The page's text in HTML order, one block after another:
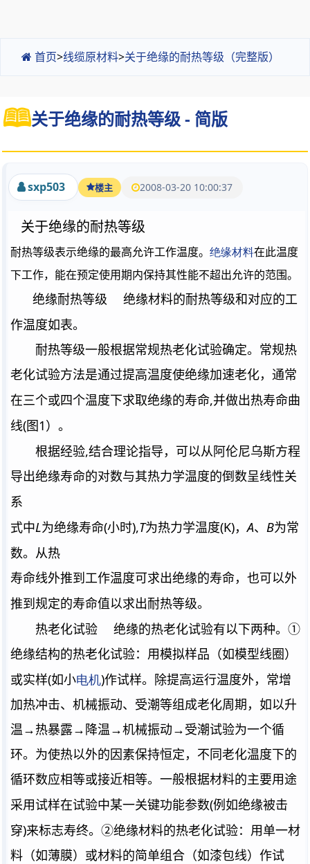
首页>线缆原材料>关于绝缘的耐热等级（完整版）
关于绝缘的耐热等级 - 简版
sxp503 楼主 2008-03-20 10:00:37
关于绝缘的耐热等级
耐热等级表示绝缘的最高允许工作温度。 绝缘材料在此温度
下工作，能在预定使用期内保持其性能不超出允许的范围。
绝缘耐热等级
绝缘材料的耐热等级和对应的工
作温度如表。
耐热等级一般根据常规热老化试验确定。常规热
老化试验方法是通过提高温度使绝缘加速老化，通常
在三个或四个温度下求取绝缘的寿命,并做出热寿命曲
线(图 1 ）。
根据经验,结合理论指导，可以从阿伦尼乌斯方程
导出绝缘寿命的对数与其热力学温度的倒数呈线性关
系
式中L为绝缘寿命(小时),T为热力学温度(K)，A、 B为常
数。从热
寿命线外推到工作温度可求出绝缘的寿命，也可以外
推到规定的寿命值以求出耐热等级。
热老化试验
绝缘的热老化试验有以下两种。①
绝缘结构的热老化试验：用模拟样品（如模型线圈）
或实样(如小电机)作试样。除提高运行温度外，常增
加热冲击、机械振动、受潮等组成老化周期，如以升
温→热暴露→降温→机械振动→受潮试验为一个循
环。为使热以外的因素保持恒定，不同老化温度下的
循环数应相等或接近相等。一般根据材料的主要用途
采用试样在试验中某一关键功能参数(例如绝缘被击
穿)来标志寿终。②绝缘材料的热老化试验：用单一材
料（如薄膜）或材料的简单组合（如漆包线）作试